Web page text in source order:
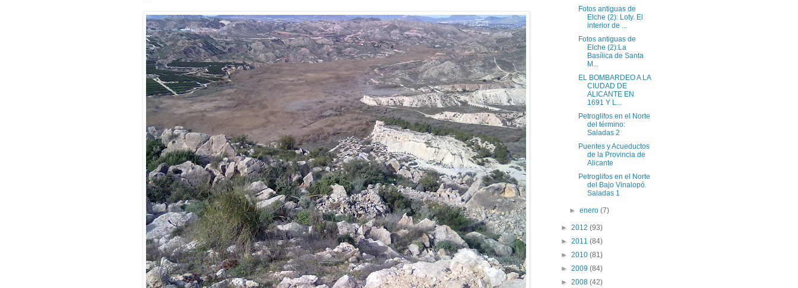
Fotos antiguas de
Elche (2): Loty. El
interior de ...
Fotos antiguas de
Elche (2):La
Basílica de Santa
M...
EL BOMBARDEO A LA
CIUDAD DE
ALICANTE EN
1691 Y L...
Petroglifos en el Norte
del término:
Saladas 2
Puentes y Acueductos
de la Provincia de
Alicante
Petroglifos en el Norte
del Bajo Vinalopó.
Saladas 1
►enero(7)
► 2012 (93)
► 2011 (84)
► 2010 (81)
► 2009 (84)
► 2008 (42)